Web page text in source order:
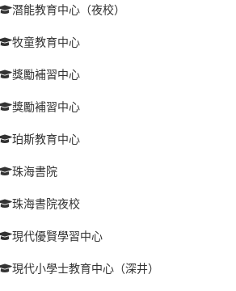
潛能教育中心（夜校）
牧童教育中心
獎勵補習中心
獎勵補習中心
珀斯教育中心
珠海書院
珠海書院夜校
現代優賢學習中心
現代小學士教育中心（深井）